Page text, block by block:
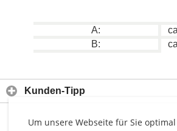
Um unsere Webseite für Sie
A:
B:
Kunden-Tipp